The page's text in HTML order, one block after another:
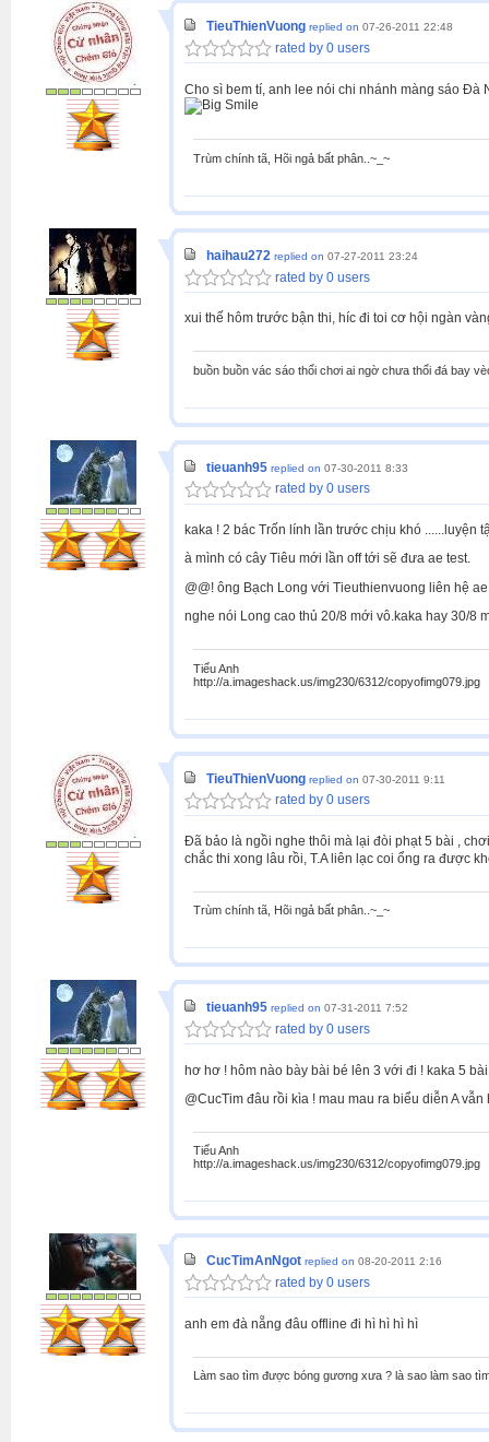
TieuThienVuong replied on 07-26-2011 22:48
rated by 0 users
Cho sì bem tí, anh lee nói chi nhánh màng sáo Đà
Trùm chính tã, Hõi ngả bất phân..~_~
haihau272 replied on 07-27-2011 23:24
rated by 0 users
xui thế hôm trước bận thi, híc đi toi cơ hội ngàn
buồn buồn vác sáo thổi chơi ai ngờ chưa thổi đá bay
tieuanh95 replied on 07-30-2011 8:33
rated by 0 users
kaka ! 2 bác Trốn lính lần trước chịu khó ......luyện
à mình có cây Tiêu mới lần off tới sẽ đưa ae test.
@@! ông Bạch Long với Tieuthienvuong liên hệ
nghe nói Long cao thủ 20/8 mới vô.kaka hay 30/8
Tiểu Anh
http://a.imageshack.us/img230/6312/copyofimg079.jpg
TieuThienVuong replied on 07-30-2011 9:11
rated by 0 users
Đã bảo là ngồi nghe thôi mà lại đòi phạt 5 bài ,
chắc thi xong lâu rồi, T.A liên lạc coi ổng ra được
Trùm chính tã, Hõi ngả bất phân..~_~
tieuanh95 replied on 07-31-2011 7:52
rated by 0 users
hơ hơ ! hôm nào bày bài bé lên 3 với đi ! kaka 5 bài
@CucTim đâu rồi kìa ! mau mau ra biểu diễn A
Tiểu Anh
http://a.imageshack.us/img230/6312/copyofimg079.jpg
CucTimAnNgot replied on 08-20-2011 2:16
rated by 0 users
anh em đà nẵng đâu offline đi hì hì hì hì
Làm sao tìm được bóng gương xưa ? là sao làm sao